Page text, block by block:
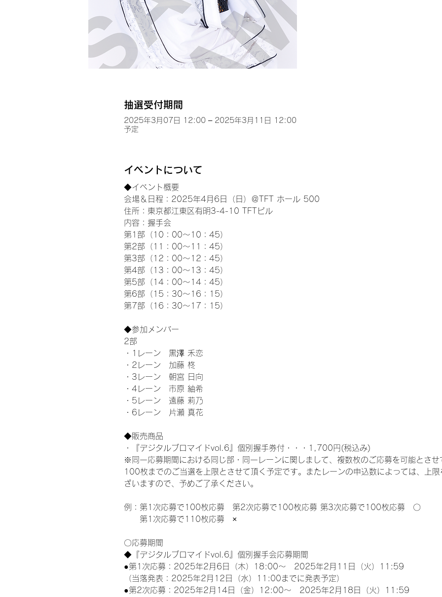
抽選受付期間
2025年3月07日 12:00 – 2025年3月11日 12:00
予定
イベントについて
◆イベント概要
会場＆日程：2025年4月6日（日）＠TFT ホール 500
住所：東京都江東区有明3-4-10 TFTビル
内容：握手会
第1部（10：00～10：45）
第2部（11：00～11：45）
第3部（12：00～12：45）
第4部（13：00～13：45）
第5部（14：00～14：45）
第6部（15：30～16：15）
第7部（16：30～17：15）
◆参加メンバー
2部
・1レーン　黒澤 禾恋
・2レーン　加藤 柊
・3レーン　朝宮 日向
・4レーン　市原 紬希
・5レーン　遠藤 莉乃
・6レーン　片瀬 真花
◆販売商品
・『デジタルブロマイドvol.6』個別握手券付・・・1,700円(税込み)
※同一応募期間における同じ部・同一レーンに関しまして、複数枚のご応募を可能とさ
100枚までのご当選を上限とさせて頂く予定です。またレーンの申込数によっては、上
ざいますので、予めご了承ください。
例：第1次応募で100枚応募　第2次応募で100枚応募 第3次応募で100枚応募　〇
第1次応募で110枚応募　×
〇応募期間
◆『デジタルブロマイドvol.6』個別握手会応募期間
●第1次応募：2025年2月6日（木）18:00～　2025年2月11日（火）11:59
（当落発表：2025年2月12日（水）11:00までに発表予定）
●第2次応募：2025年2月14日（金）12:00～　2025年2月18日（火）11:59